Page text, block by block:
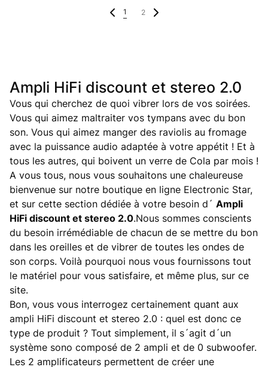
1 2
Ampli HiFi discount et stereo 2.0
Vous qui cherchez de quoi vibrer lors de vos soirées.
Vous qui aimez maltraiter vos tympans avec du bon
son. Vous qui aimez manger des raviolis au fromage
avec la puissance audio adaptée à votre appétit ! Et à
tous les autres, qui boivent un verre de Cola par mois !
A vous tous, nous vous souhaitons une chaleureuse
bienvenue sur notre boutique en ligne Electronic Star,
et sur cette section dédiée à votre besoin d´ Ampli
HiFi discount et stereo 2.0.Nous sommes conscients
du besoin irrémédiable de chacun de se mettre du bon
dans les oreilles et de vibrer de toutes les ondes de
son corps. Voilà pourquoi nous vous fournissons tout
le matériel pour vous satisfaire, et même plus, sur ce
site.
Bon, vous vous interrogez certainement quant aux
ampli HiFi discount et stereo 2.0 : quel est donc ce
type de produit ? Tout simplement, il s´agit d´un
système sono composé de 2 ampli et de 0 subwoofer.
Les 2 amplificateurs permettent de créer une